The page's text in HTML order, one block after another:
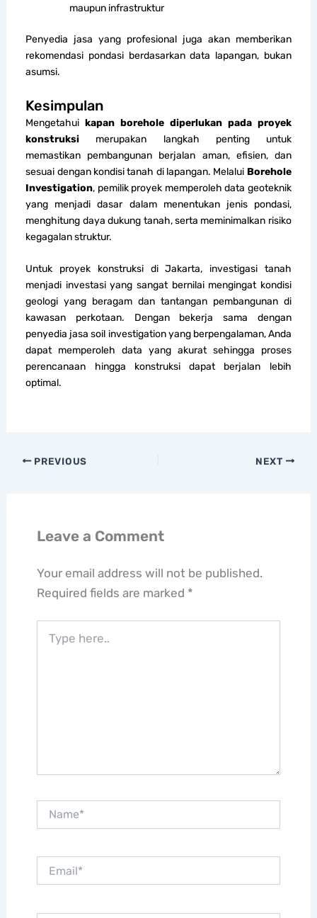
maupun infrastruktur
Penyedia jasa yang profesional juga akan memberikan
rekomendasi pondasi berdasarkan data lapangan, bukan
asumsi.
Kesimpulan
Mengetahuikapan borehole diperlukan pada proyek
konstruksi merupakan langkah penting untuk
memastikan pembangunan berjalan aman, efisien, dan
sesuai dengan kondisi tanah di lapangan. Melalui Borehole
Investigation, pemilik proyek memperoleh data geoteknik
yang menjadi dasar dalam menentukan jenis pondasi,
menghitung daya dukung tanah, serta meminimalkan risiko
kegagalan struktur.
Untuk proyek konstruksi di Jakarta, investigasi tanah
menjadi investasi yang sangat bernilai mengingat kondisi
geologi yang beragam dan tantangan pembangunan di
kawasan perkotaan. Dengan bekerja sama dengan
penyedia jasa soil investigation yang berpengalaman, Anda
dapat memperoleh data yang akurat sehingga proses
perencanaan hingga konstruksi dapat berjalan lebih
optimal.
PREVIOUS NEXT
Leave a Comment
Your email address will not be published.
Required fields are marked *
here..